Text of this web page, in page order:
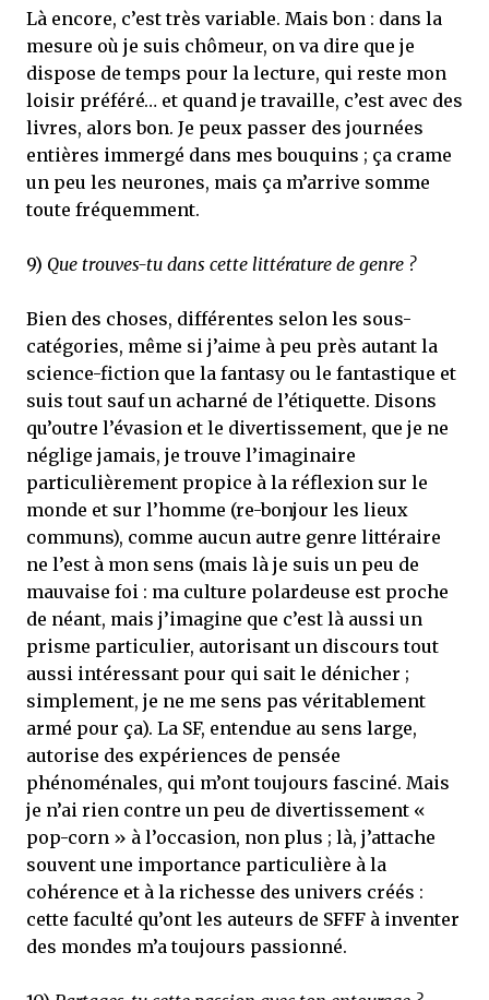
Là encore, c’est très variable. Mais bon : dans la
mesure où je suis chômeur, on va dire que je
dispose de temps pour la lecture, qui reste mon
loisir préféré… et quand je travaille, c’est avec des
livres, alors bon. Je peux passer des journées
entières immergé dans mes bouquins ; ça crame
un peu les neurones, mais ça m’arrive somme
toute fréquemment.
9) Que trouves-tu dans cette littérature de genre ?
Bien des choses, différentes selon les sous-
catégories, même si j’aime à peu près autant la
science-fiction que la fantasy ou le fantastique et
suis tout sauf un acharné de l’étiquette. Disons
qu’outre l’évasion et le divertissement, que je ne
néglige jamais, je trouve l’imaginaire
particulièrement propice à la réflexion sur le
monde et sur l’homme (re-bonjour les lieux
communs), comme aucun autre genre littéraire
ne l’est à mon sens (mais là je suis un peu de
mauvaise foi : ma culture polardeuse est proche
de néant, mais j’imagine que c’est là aussi un
prisme particulier, autorisant un discours tout
aussi intéressant pour qui sait le dénicher ;
simplement, je ne me sens pas véritablement
armé pour ça). La SF, entendue au sens large,
autorise des expériences de pensée
phénoménales, qui m’ont toujours fasciné. Mais
je n’ai rien contre un peu de divertissement «
pop-corn » à l’occasion, non plus ; là, j’attache
souvent une importance particulière à la
cohérence et à la richesse des univers créés :
cette faculté qu’ont les auteurs de SFFF à inventer
des mondes m’a toujours passionné.